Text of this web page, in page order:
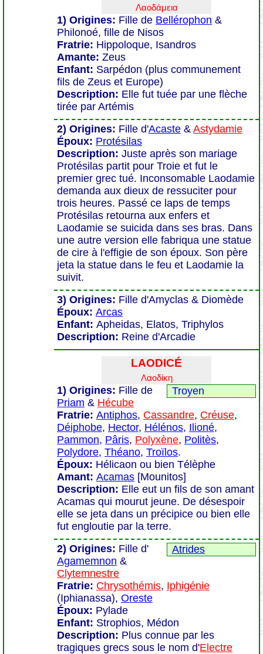
Λαοδάμεια
1) Origines: Fille de Bellérophon &
Philonoé, fille de Nisos
Fratrie: Hippoloque, Isandros
Amante: Zeus
Enfant: Sarpédon (plus communement
fils de Zeus et Europe)
Description: Elle fut tuée par une flèche
tirée par Artémis
2) Origines: Fille d'Acaste & Astydamie
Époux: Protésilas
Description: Juste après son mariage
Protésilas partit pour Troie et fut le
premier grec tué. Inconsomable Laodamie
demanda aux dieux de ressuciter pour
trois heures. Passé ce laps de temps
Protésilas retourna aux enfers et
Laodamie se suicida dans ses bras. Dans
une autre version elle fabriqua une statue
de cire à l'effigie de son époux. Son père
jeta la statue dans le feu et Laodamie la
suivit.
3) Origines: Fille d'Amyclas & Diomède
Époux: Arcas
Enfant: Apheidas, Elatos, Triphylos
Description: Reine d'Arcadie
LAODICÉ
Λαοδίκη
Troyen
1) Origines: Fille de
Priam & Hécube
Fratrie: Antiphos, Cassandre, Créuse,
Déiphobe, Hector, Hélénos, Ilioné,
Pammon, Pâris, Polyxène, Politès,
Polydore, Théano, Troïlos.
Époux: Hélicaon ou bien Télèphe
Amant: Acamas [Mounitos]
Description: Elle eut un fils de son amant
Acamas qui mourut jeune. De désespoir
elle se jeta dans un précipice ou bien elle
fut engloutie par la terre.
Atrides
2) Origines: Fille d'
Agamemnon &
Clytemnestre
Fratrie: Chrysothémis, Iphigénie
(Iphianassa), Oreste
Époux: Pylade
Enfant: Strophios, Médon
Description: Plus connue par les
tragiques grecs sous le nom d'Electre